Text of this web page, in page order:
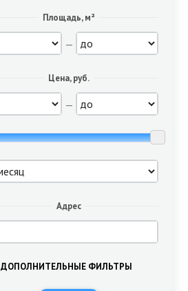
Площадь, м²
—
Цена, руб.
—
Адрес
ДОПОЛНИТЕЛЬНЫЕ ФИЛЬТРЫ